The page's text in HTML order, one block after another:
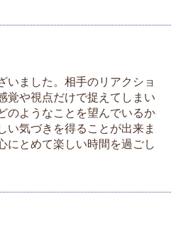
いました。相手のリアクショ
覚や視点だけで捉えてしまい
のようなことを望んでいるか
い気づきを得ることが出来ま
にとめて楽しい時間を過ごし